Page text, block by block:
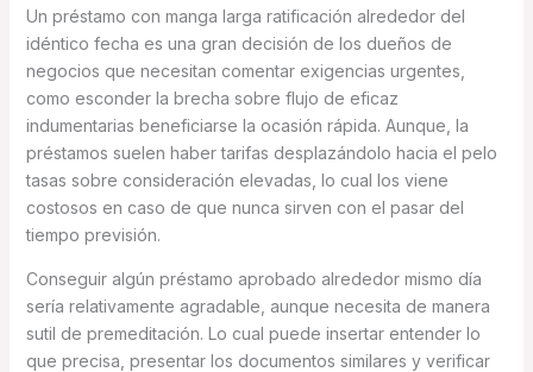
Un préstamo con manga larga ratificación alrededor del
idéntico fecha es una gran decisión de los dueños de
negocios que necesitan comentar exigencias urgentes,
como esconder la brecha sobre flujo de eficaz
indumentarias beneficiarse la ocasión rápida. Aunque, la
préstamos suelen haber tarifas desplazándolo hacia el pelo
tasas sobre consideración elevadas, lo cual los viene
costosos en caso de que nunca sirven con el pasar del
tiempo previsión.
Conseguir algún préstamo aprobado alrededor mismo día
serí­a relativamente agradable, aunque necesita de manera
sutil de premeditación. Lo cual puede insertar entender lo
que precisa, presentar los documentos similares y verificar